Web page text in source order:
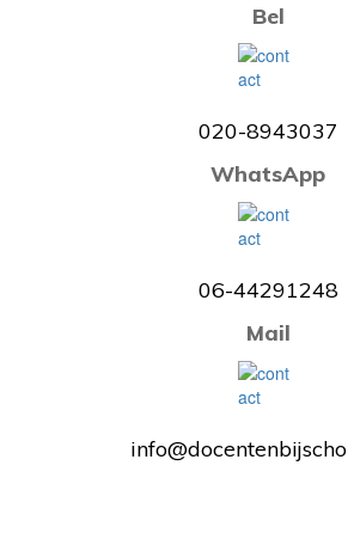
Bel
020-8943037
WhatsApp
06-44291248
Mail